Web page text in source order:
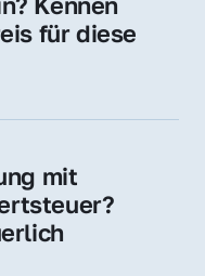
für diese
vor –
mit